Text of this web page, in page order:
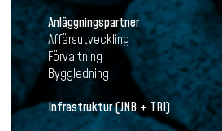
Anläggningspartner
Affärsutveckling
Förvaltning
Byggledning
Infrastruktur (JNB + TRI)